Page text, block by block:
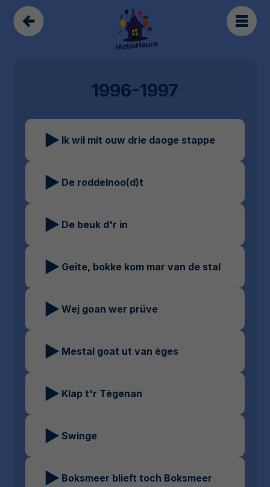
1996-1997
Ik wil mit ouw drie daoge stappe
De roddelnoo(d)t
De beuk d'r in
Geite, bokke kom mar van de stal
Wej goan wer prüve
Mestal goat ut van èges
Klap t'r Tègenan
Swinge
Boksmeer blieft toch Boksmeer